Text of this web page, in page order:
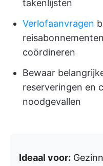
takenlijsten
Verlofaanvragen
coördineren
Bewaar
reserveringen en
noodgevallen
Ideaal voor: